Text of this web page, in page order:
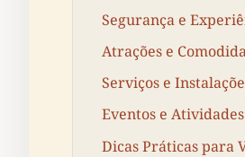
Segurança e
Atrações e
Serviços e
Eventos e Atividades
Dicas Práticas para